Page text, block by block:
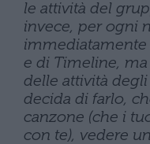
le attività del
invece, per ogni
immediatamente
e di Timeline,
delle attività
decida di farlo,
canzone (che i
con te), vedere